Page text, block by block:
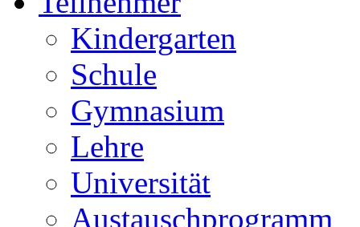
Kindergarten
Schule
Gymnasium
Lehre
Universität
Austauschprogramm